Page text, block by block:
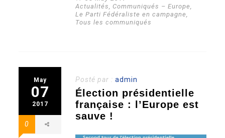
Actualités, Communiqués – Europe,
Le Parti Fédéraliste en campagne,
Tous les communiqués
May
07
2017
0
Posté par :admin
Élection présidentielle
française : l’Europe est
sauve !